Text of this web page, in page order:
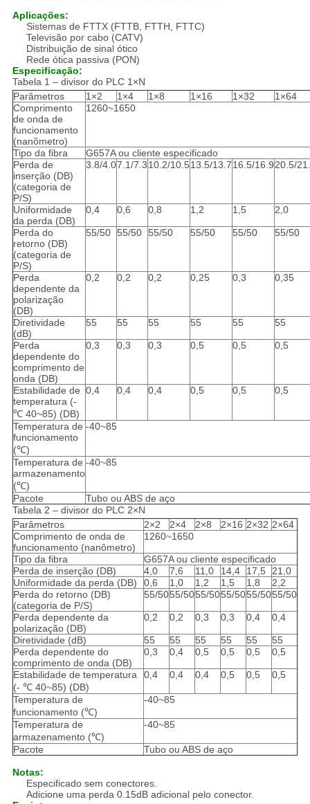
Aplicações:
Sistemas de FTTX (FTTB, FTTH, FTTC)
Televisão por cabo (CATV)
Distribuição de sinal ótico
Rede ótica passiva (PON)
Especificação:
Tabela 1 – divisor do PLC 1×N
Parâmetros
1×2 1×4 1×8 1×16 1×32
1×64
Comprimento
de onda de
funcionamento
(nanômetro)
1260~1650
Tipo da fibra
G657A ou cliente especificado
Perda de
inserção (DB)
(categoria de
P/S)
3.8/4.07.1/7.310.2/10.513.5/13.716.5/16.920.5/
Uniformidade
da perda (DB)
0,4 0,6 0,8 1,2 1,5 2,0
Perda do
retorno (DB)
(categoria de
P/S)
55/50 55/50 55/50 55/50 55/50 55/50
Perda
dependente da
polarização
(DB)
0,2 0,2 0,2 0,25 0,3 0,35
Diretividade
(dB)
55 55 55 55 55 55
Perda
dependente do
comprimento de
onda (DB)
0,3 0,3 0,3 0,5 0,5 0,5
Estabilidade de
temperatura (-
℃ 40~85) (DB)
0,4 0,4 0,4 0,5 0,5 0,5
Temperatura de
funcionamento
(℃)
-40~85
Temperatura de
armazenamento
(℃)
-40~85
Pacote
Tubo ou ABS de aço
Tabela 2 – divisor do PLC 2×N
Parâmetros
2×2 2×4 2×8 2×16 2×32 2×64
Comprimento de onda de
funcionamento (nanômetro)
1260~1650
Tipo da fibra
G657A ou cliente especificado
Perda de inserção (DB)
4,0 7,6 11,0 14,4 17,5
21,0
Uniformidade da perda (DB)
0,6 1,0 1,2 1,5 1,8
2,2
Perda do retorno (DB)
(categoria de P/S)
55/5055/5055/5055/5055/5055/50
Perda dependente da
polarização (DB)
0,2 0,2 0,3 0,3 0,4 0,4
Diretividade (dB) 55 55 55 55 55
55
Perda dependente do
comprimento de onda (DB)
0,3 0,4 0,5 0,5 0,5 0,5
Estabilidade de temperatura
(- ℃ 40~85) (DB)
0,4 0,4 0,4 0,5 0,5 0,5
Temperatura de
funcionamento (℃)
-40~85
Temperatura de
armazenamento (℃)
-40~85
Pacote Tubo ou ABS de aço
Notas:
Especificado sem conectores.
Adicione uma perda 0.15dB adicional pelo conector.